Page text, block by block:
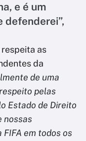
e é um
defenderei”,
as
da
de uma
pelas
Estado de Direito
nossas
em todos os